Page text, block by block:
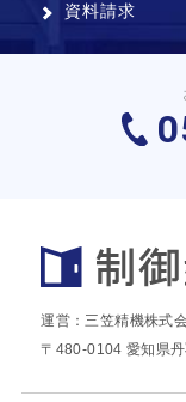
資料請求
運営：三笠精機株式
〒480-0104 愛知県